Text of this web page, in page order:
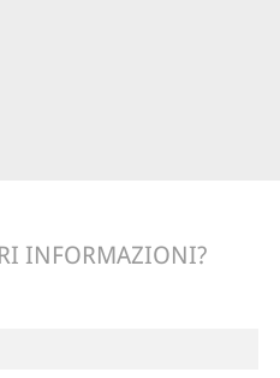
INFORMAZIONI?